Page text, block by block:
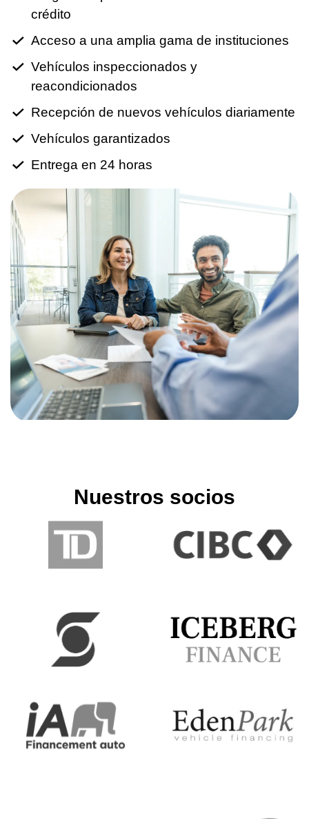
crédito
Acceso a una amplia gama de instituciones
Vehículos inspeccionados y
reacondicionados
Recepción de nuevos vehículos diariamente
Vehículos garantizados
Entrega en 24 horas
Nuestros socios